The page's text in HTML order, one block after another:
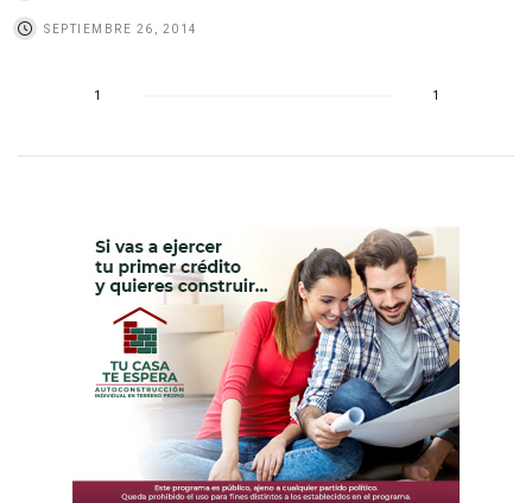
SEPTIEMBRE 26, 2014
1 1